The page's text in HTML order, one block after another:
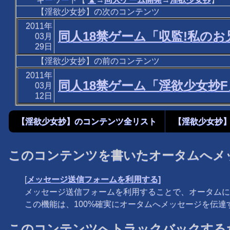
【淫欲少女抄】の次のコンテンツ
2011年
03月
29日
同人18禁ゲーム「収監!私の
【淫欲少女抄】の前のコンテンツ
2011年
03月
12日
同人18禁ゲーム「淫欲少女抄
【淫欲少女抄】のコンテンツ全リスト 【淫欲少女抄
このコンテンツを書いたオータムへメ
[メッセージ送信フォームを利用する]
メッセージ送信フォームを利用することで、オータム
この機能は、100%確実にオータムへメッセージを伝